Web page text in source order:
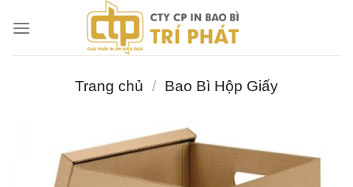
đến
Trang chủ / Bao Bì Hộp Giấy